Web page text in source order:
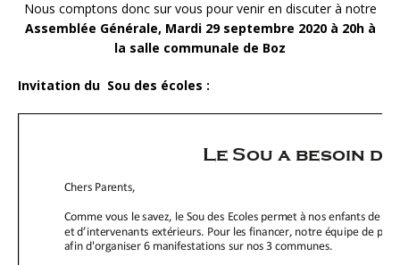
Nous comptons donc sur vous pour venir en discuter à notre
Assemblée Générale, Mardi 29 septembre 2020 à 20h à
la salle communale de Boz
Invitation du Sou des écoles :